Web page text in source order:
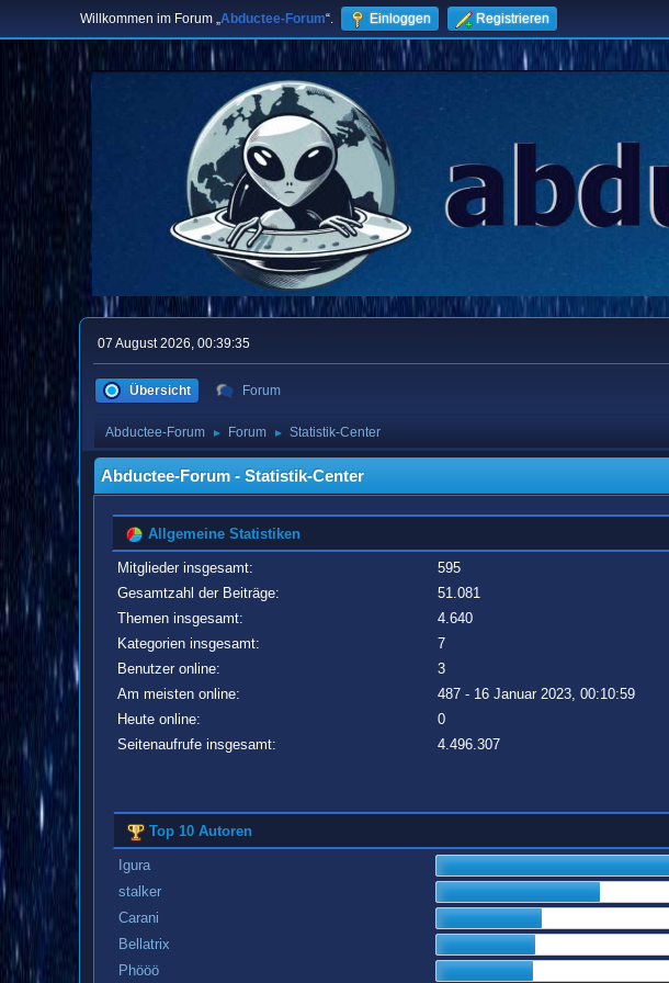
Willkommen im Forum „Abductee-Forum“. Einloggen Registrieren
07 August 2026, 00:39:35
Übersicht Forum
Abductee-Forum ► Forum ► Statistik-Center
Abductee-Forum - Statistik-Center
Allgemeine Statistiken
Mitglieder insgesamt:
595
Gesamtzahl der Beiträge:
51.081
Themen insgesamt:
4.640
Kategorien insgesamt:
7
Benutzer online:
3
Am meisten online:
487 - 16 Januar 2023, 00:10:59
Heute online:
0
Seitenaufrufe insgesamt:
4.496.307
Top 10 Autoren
Igura
stalker
Carani
Bellatrix
Phööö